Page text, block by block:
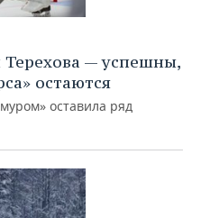
— успешны,
остаются
оставила ряд